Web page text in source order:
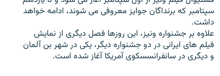
زبان‌های دیگر
سپتامبر که برنداگان جوایز معروفی می شوند، ادامه خواهد
داشت.
علاوه بر جشنواره ونیز، این روزها فصل دیگری از نمایش
فیلم های ایرانی در دو جشنواره دیگر، یکی در شهر بن آلمان
و دیگری در سانفرانسسکوی آمریکا آغاز شده است.